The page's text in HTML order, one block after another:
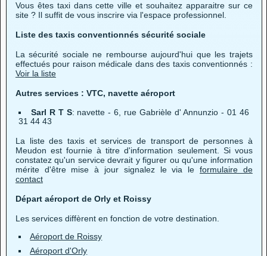
Vous êtes taxi dans cette ville et souhaitez apparaitre sur ce
site ? Il suffit de vous inscrire via l'espace professionnel.
Liste des taxis conventionnés sécurité sociale
La sécurité sociale ne rembourse aujourd'hui que les trajets
effectués pour raison médicale dans des taxis conventionnés :
Voir la liste
Autres services : VTC, navette aéroport
Sarl R T S: navette - 6, rue Gabrièle d' Annunzio - 01 46
31 44 43
La liste des taxis et services de transport de personnes à
Meudon est fournie à titre d'information seulement. Si vous
constatez qu'un service devrait y figurer ou qu'une information
mérite d'être mise à jour signalez le via leformulaire de
contact
Départ aéroport de Orly et Roissy
Les services diffèrent en fonction de votre destination.
Aéroport de Roissy
Aéroport d'Orly